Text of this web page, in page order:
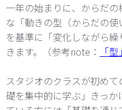
一年の始まりに、からだ
な「動きの型（からだの
を基準に「変化しながら
きます。（参考note：
「
スタジオのクラスが初め
礎を集中的に学ぶ」きっ